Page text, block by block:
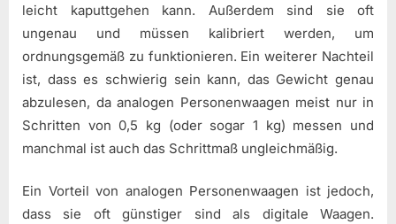
leicht kaputtgehen kann. Außerdem sind sie oft
ungenau und müssen kalibriert werden, um
ordnungsgemäß zu funktionieren. Ein weiterer Nachteil
ist, dass es schwierig sein kann, das Gewicht genau
abzulesen, da analogen Personenwaagen meist nur in
Schritten von 0,5 kg (oder sogar 1 kg) messen und
manchmal ist auch das Schrittmaß ungleichmäßig.
Ein Vorteil von analogen Personenwaagen ist jedoch,
dass sie oft günstiger sind als digitale Waagen.